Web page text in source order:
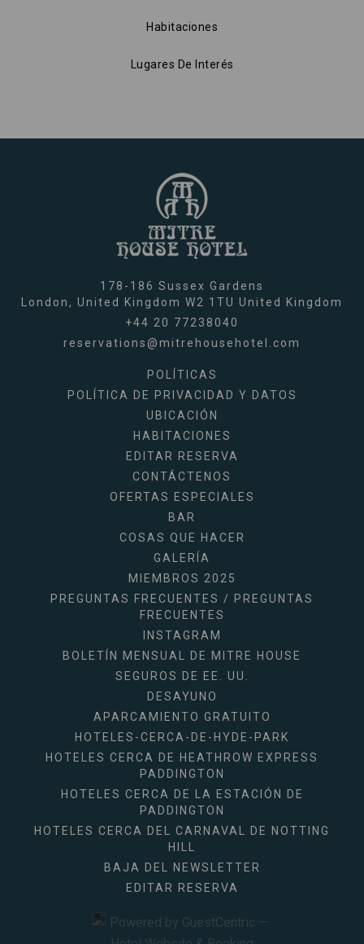
Habitaciones
Lugares De Interés
178-186 Sussex Gardens
London, United Kingdom W2 1TU United Kingdom
+44 20 77238040
reservations@mitrehousehotel.com
POLÍTICAS
POLÍTICA DE PRIVACIDAD Y DATOS
UBICACIÓN
HABITACIONES
EDITAR RESERVA
CONTÁCTENOS
OFERTAS ESPECIALES
BAR
COSAS QUE HACER
GALERÍA
MIEMBROS 2025
PREGUNTAS FRECUENTES / PREGUNTAS
FRECUENTES
INSTAGRAM
BOLETÍN MENSUAL DE MITRE HOUSE
SEGUROS DE EE. UU.
DESAYUNO
APARCAMIENTO GRATUITO
HOTELES-CERCA-DE-HYDE-PARK
HOTELES CERCA DE HEATHROW EXPRESS
PADDINGTON
HOTELES CERCA DE LA ESTACIÓN DE
PADDINGTON
HOTELES CERCA DEL CARNAVAL DE NOTTING
HILL
BAJA DEL NEWSLETTER
EDITAR RESERVA